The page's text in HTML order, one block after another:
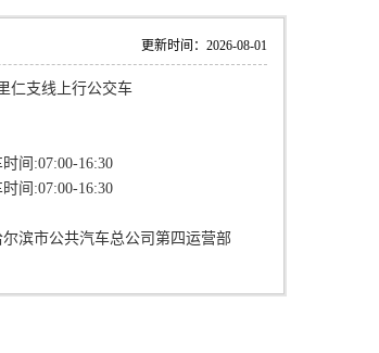
更新时间：2026-08-01
仁支线上行公交车
间:07:00-16:30
间:07:00-16:30
尔滨市公共汽车总公司第四运营部